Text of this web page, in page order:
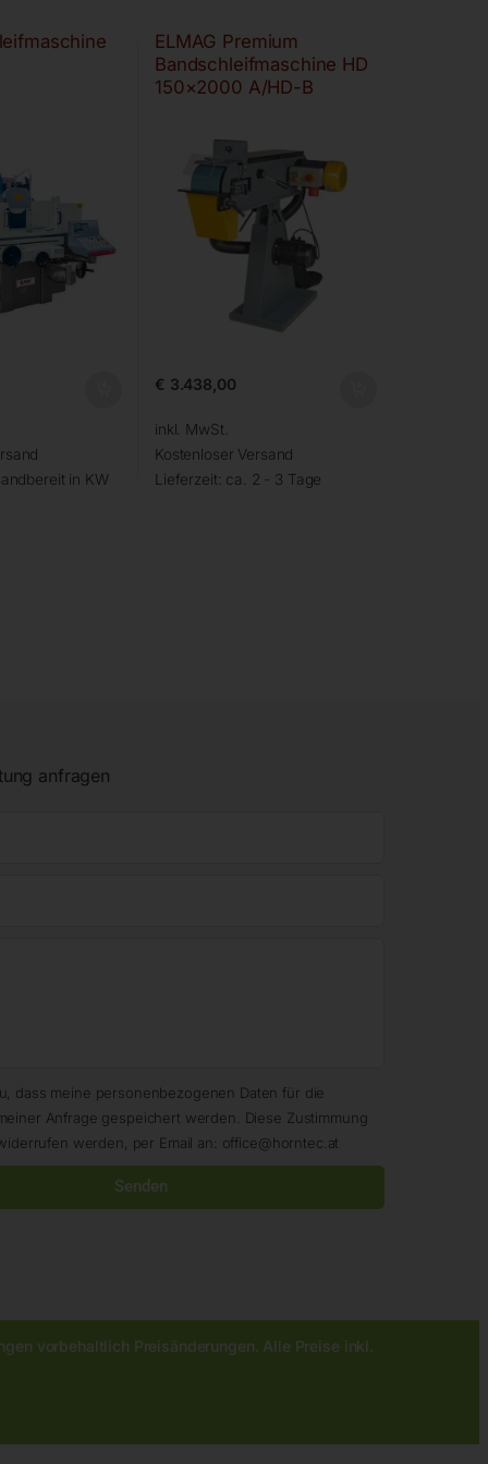
in KW
ELMAG Premium
Bandschleifmaschine HD
150×2000 A/HD-B
€ 3.438,00
inkl. MwSt.
Kostenloser Versand
Lieferzeit: ca. 2 - 3 Tage
anfragen
dass meine personenbezogenen Daten für die
Anfrage gespeichert werden. Diese Zustimmung
werden, per Email an: office@horntec.at
Senden
vorbehaltlich Preisänderungen. Alle Preise inkl.